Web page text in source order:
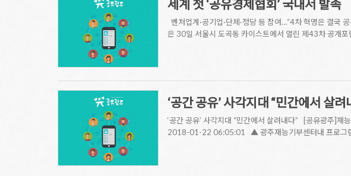
세계 첫 ‘공유경제협회’ 국내서 발족
벤처업계·공기업·단체·정당 등 참여…“4차 혁명은 결국
은 30일 서울시 도곡동 카이스트에서 열린 제43차 공개
‘공간 공유’ 사각지대 “민간에서 살
‘공간 공유’ 사각지대 “민간에서 살려내다” [공유광주]
2018-01-22 06:05:01 ▲ 광주재능기부센터내 프로그램